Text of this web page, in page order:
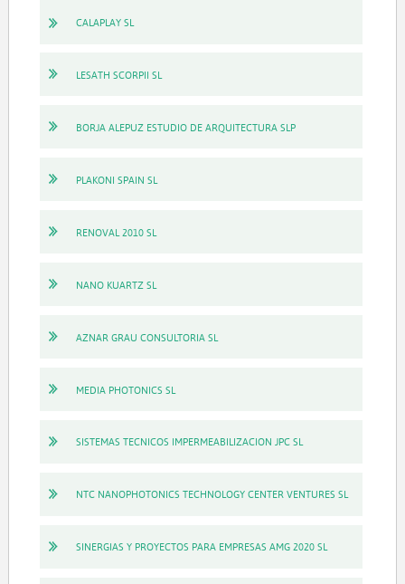
CALAPLAY SL
LESATH SCORPII SL
BORJA ALEPUZ ESTUDIO DE ARQUITECTURA SLP
PLAKONI SPAIN SL
RENOVAL 2010 SL
NANO KUARTZ SL
AZNAR GRAU CONSULTORIA SL
MEDIA PHOTONICS SL
SISTEMAS TECNICOS IMPERMEABILIZACION JPC SL
NTC NANOPHOTONICS TECHNOLOGY CENTER VENTURES SL
SINERGIAS Y PROYECTOS PARA EMPRESAS AMG 2020 SL